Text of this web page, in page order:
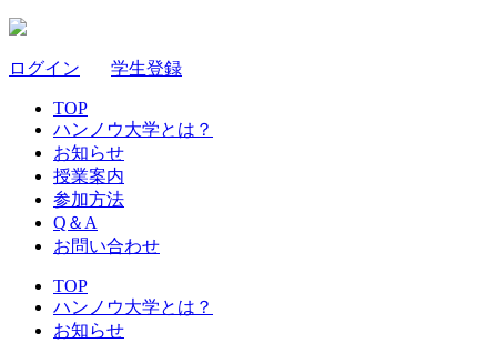
ログイン 学生登録
TOP
ハンノウ大学とは？
お知らせ
授業案内
参加方法
Q＆A
お問い合わせ
TOP
ハンノウ大学とは？
お知らせ